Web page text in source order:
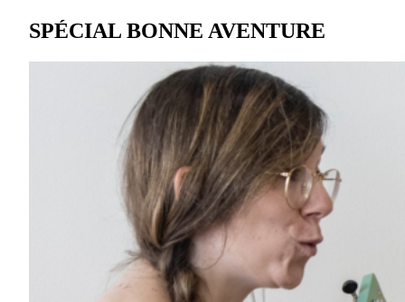
SPÉCIAL BONNE AVENTURE